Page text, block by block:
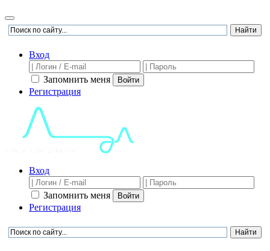
Вход
Запомнить меня Войти
Регистрация
Вход
Запомнить меня Войти
Регистрация